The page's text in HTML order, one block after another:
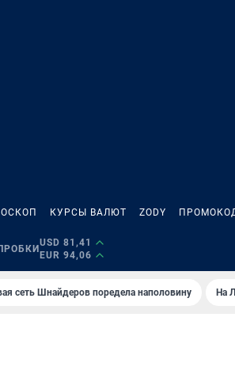
КУРСЫ ВАЛЮТ ZODY
USD 81,41
EUR 94,06
сеть Шнайдеров поредела наполовину На